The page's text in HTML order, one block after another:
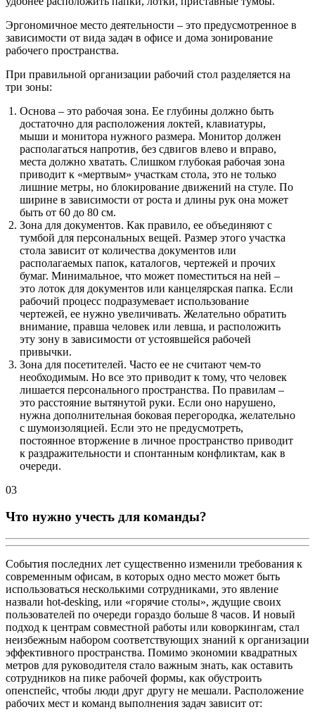
Эргономичное место деятельности – это предусмотренное в
зависимости от вида задач в офисе и дома зонирование
рабочего пространства.
При правильной организации рабочий стол разделяется на
три зоны:
Основа – это рабочая зона. Ее глубины должно быть
достаточно для расположения локтей, клавиатуры,
мыши и монитора нужного размера. Монитор должен
располагаться напротив, без сдвигов влево и вправо,
места должно хватать. Слишком глубокая рабочая зона
приводит к «мертвым» участкам стола, это не только
лишние метры, но блокирование движений на стуле. По
ширине в зависимости от роста и длины рук она может
быть от 60 до 80 см.
Зона для документов. Как правило, ее объединяют с
тумбой для персональных вещей. Размер этого участка
стола зависит от количества документов или
располагаемых папок, каталогов, чертежей и прочих
бумаг. Минимальное, что может поместиться на ней –
это лоток для документов или канцелярская папка. Если
рабочий процесс подразумевает использование
чертежей, ее нужно увеличивать. Желательно обратить
внимание, правша человек или левша, и расположить
эту зону в зависимости от устоявшейся рабочей
привычки.
Зона для посетителей. Часто ее не считают чем-то
необходимым. Но все это приводит к тому, что человек
лишается персонального пространства. По правилам –
это расстояние вытянутой руки. Если оно нарушено,
нужна дополнительная боковая перегородка, желательно
с шумоизоляцией. Если это не предусмотреть,
постоянное вторжение в личное пространство приводит
к раздражительности и спонтанным конфликтам, как в
очереди.
03
Что нужно учесть для команды?
События последних лет существенно изменили требования к
современным офисам, в которых одно место может быть
использоваться несколькими сотрудниками, это явление
назвали hot-desking, или «горячие столы», ждущие своих
пользователей по очереди гораздо больше 8 часов. И новый
подход к центрам совместной работы или коворкингам, стал
неизбежным набором соответствующих знаний к организации
эффективного пространства. Помимо экономии квадратных
метров для руководителя стало важным знать, как оставить
сотрудников на пике рабочей формы, как обустроить
опенспейс, чтобы люди друг другу не мешали. Расположение
рабочих мест и команд выполнения задач зависит от: